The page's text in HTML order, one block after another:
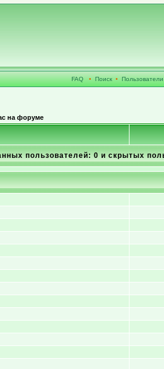
FAQ • Поиск • Пользователи
на форуме
пользователей: 0 и скрытых